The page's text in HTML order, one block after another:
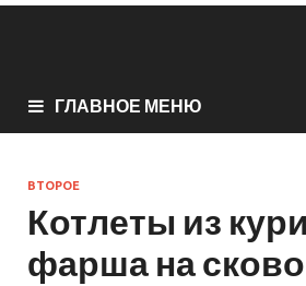
ГЛАВНОЕ МЕНЮ
ВТОРОЕ
Котлеты из
фарша на